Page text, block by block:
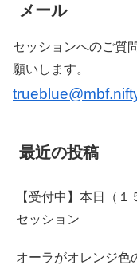
メール
セッションへのご質
願いします。
最近の投稿
【受付中】本日（
セッション
オーラがオレンジ色